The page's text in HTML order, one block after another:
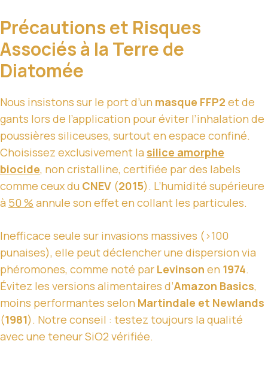
Précautions et Risques
Associés à la Terre de
Diatomée
Nous insistons sur le port d’un masque FFP2 et de
gants lors de l’application pour éviter l’inhalation de
poussières siliceuses, surtout en espace confiné.
Choisissez exclusivement la silice amorphe
biocide, non cristalline, certifiée par des labels
comme ceux du CNEV (2015). L’humidité supérieure
à 50 % annule son effet en collant les particules.
Inefficace seule sur invasions massives (>100
punaises), elle peut déclencher une dispersion via
phéromones, comme noté par Levinson en 1974.
Évitez les versions alimentaires d’Amazon Basics,
moins performantes selon Martindale et Newlands
(1981). Notre conseil : testez toujours la qualité
avec une teneur SiO2 vérifiée.